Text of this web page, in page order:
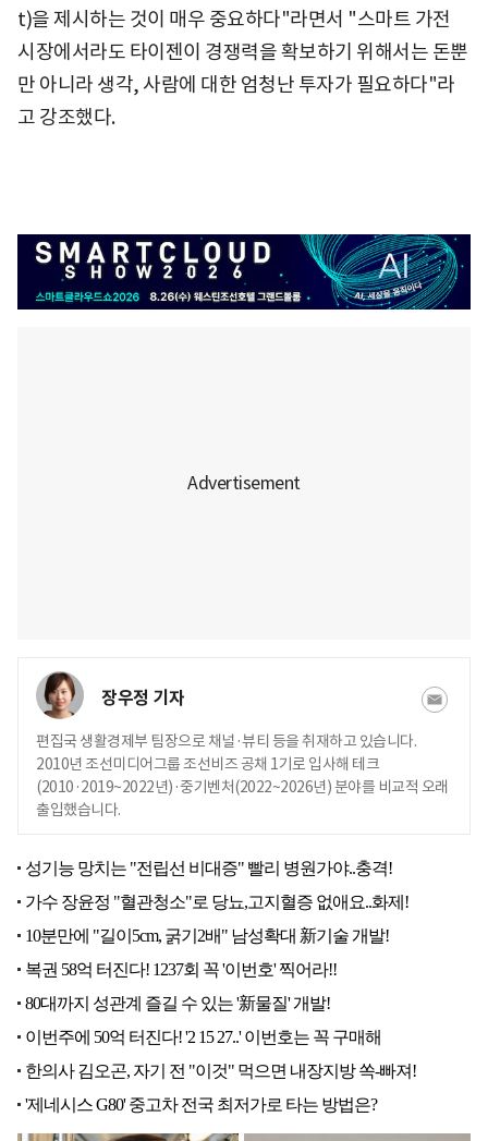
t)을 제시하는 것이 매우 중요하다"라면서 "스마트 가전
시장에서라도 타이젠이 경쟁력을 확보하기 위해서는 돈뿐
만 아니라 생각, 사람에 대한 엄청난 투자가 필요하다"라
고 강조했다.
장우정 기자
편집국 생활경제부 팀장으로 채널·뷰티 등을 취재하고 있습니다.
2010년 조선미디어그룹 조선비즈 공채 1기로 입사해 테크
(2010·2019~2022년)·중기벤처(2022~2026년) 분야를 비교적 오래
출입했습니다.